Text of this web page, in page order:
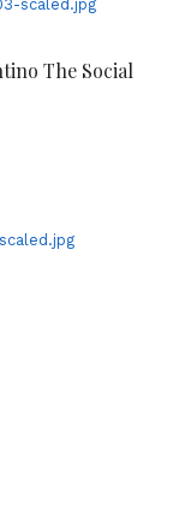
The Social